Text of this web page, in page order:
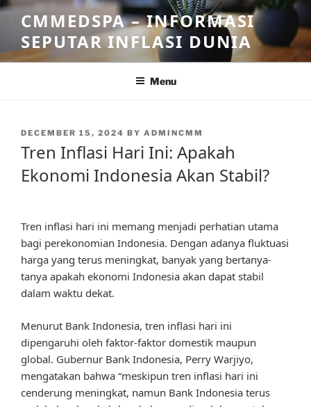
Skip
content
CMMEDSPA – INFORMASI
SEPUTAR INFLASI DUNIA
Menu
POSTED
DECEMBER 15, 2024 BY ADMINCMM
Tren Inflasi Hari Ini: Apakah
Ekonomi Indonesia Akan Stabil?
Tren inflasi hari ini memang menjadi perhatian utama
bagi perekonomian Indonesia. Dengan adanya fluktuasi
harga yang terus meningkat, banyak yang bertanya-
tanya apakah ekonomi Indonesia akan dapat stabil
dalam waktu dekat.
Menurut Bank Indonesia, tren inflasi hari ini
dipengaruhi oleh faktor-faktor domestik maupun
global. Gubernur Bank Indonesia, Perry Warjiyo,
mengatakan bahwa “meskipun tren inflasi hari ini
cenderung meningkat, namun Bank Indonesia terus